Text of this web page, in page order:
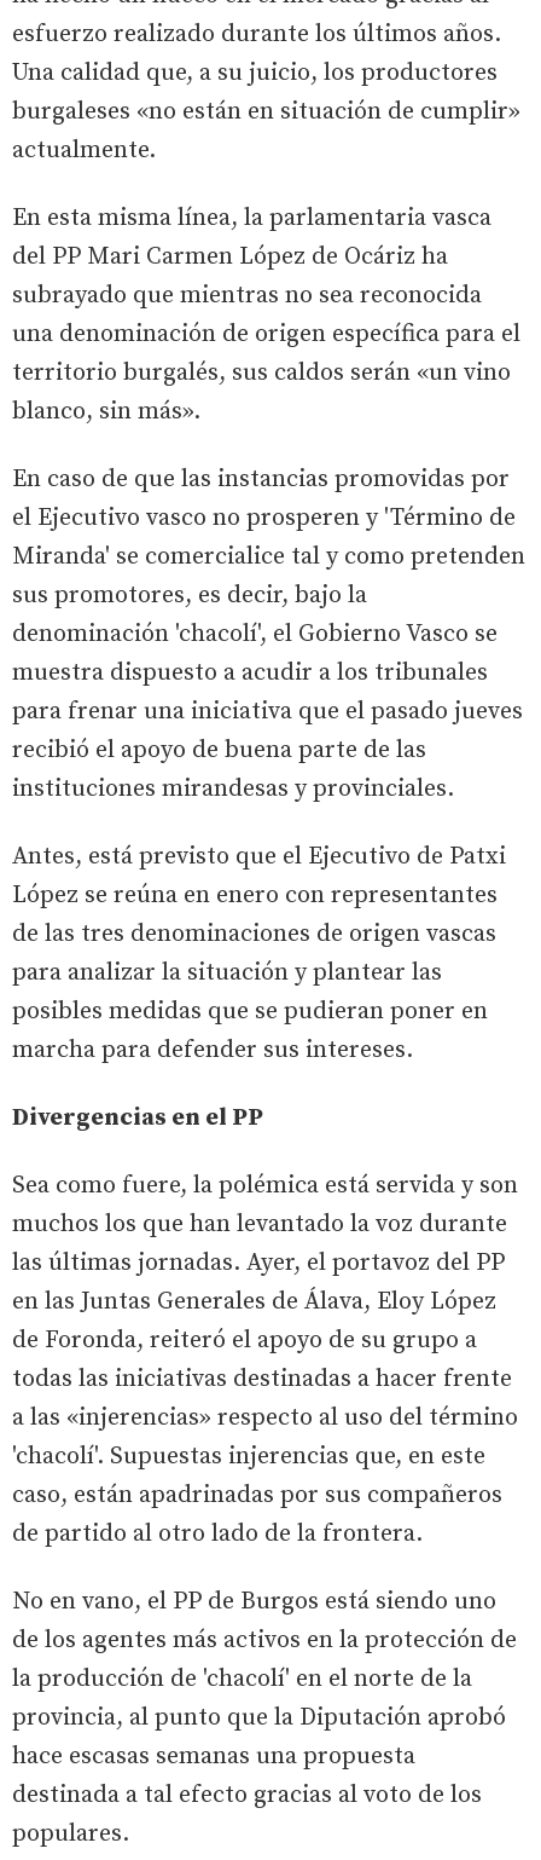
esfuerzo realizado durante los últimos años.
Una calidad que, a su juicio, los productores
burgaleses «no están en situación de cumplir»
actualmente.
En esta misma línea, la parlamentaria vasca
del PP Mari Carmen López de Ocáriz ha
subrayado que mientras no sea reconocida
una denominación de origen específica para el
territorio burgalés, sus caldos serán «un vino
blanco, sin más».
En caso de que las instancias promovidas por
el Ejecutivo vasco no prosperen y 'Término de
Miranda' se comercialice tal y como pretenden
sus promotores, es decir, bajo la
denominación 'chacolí', el Gobierno Vasco se
muestra dispuesto a acudir a los tribunales
para frenar una iniciativa que el pasado jueves
recibió el apoyo de buena parte de las
instituciones mirandesas y provinciales.
Antes, está previsto que el Ejecutivo de Patxi
López se reúna en enero con representantes
de las tres denominaciones de origen vascas
para analizar la situación y plantear las
posibles medidas que se pudieran poner en
marcha para defender sus intereses.
Divergencias en el PP
Sea como fuere, la polémica está servida y son
muchos los que han levantado la voz durante
las últimas jornadas. Ayer, el portavoz del PP
en las Juntas Generales de Álava, Eloy López
de Foronda, reiteró el apoyo de su grupo a
todas las iniciativas destinadas a hacer frente
a las «injerencias» respecto al uso del término
'chacolí'. Supuestas injerencias que, en este
caso, están apadrinadas por sus compañeros
de partido al otro lado de la frontera.
No en vano, el PP de Burgos está siendo uno
de los agentes más activos en la protección de
la producción de 'chacolí' en el norte de la
provincia, al punto que la Diputación aprobó
hace escasas semanas una propuesta
destinada a tal efecto gracias al voto de los
populares.